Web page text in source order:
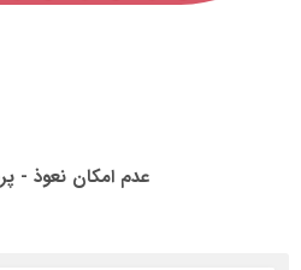
عدم امکان نعوذ - پرسش 22071